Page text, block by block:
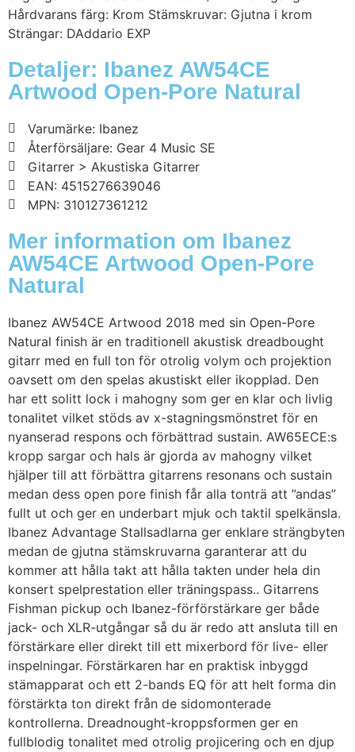
Hårdvarans färg: Krom Stämskruvar: Gjutna i krom
Strängar: DAddario EXP
Detaljer: Ibanez AW54CE
Artwood Open-Pore Natural
Varumärke: Ibanez
Återförsäljare: Gear 4 Music SE
Gitarrer > Akustiska Gitarrer
EAN: 4515276639046
MPN: 310127361212
Mer information om Ibanez
AW54CE Artwood Open-Pore
Natural
Ibanez AW54CE Artwood 2018 med sin Open-Pore
Natural finish är en traditionell akustisk dreadbought
gitarr med en full ton för otrolig volym och projektion
oavsett om den spelas akustiskt eller ikopplad. Den
har ett solitt lock i mahogny som ger en klar och livlig
tonalitet vilket stöds av x-stagningsmönstret för en
nyanserad respons och förbättrad sustain. AW65ECE:s
kropp sargar och hals är gjorda av mahogny vilket
hjälper till att förbättra gitarrens resonans och sustain
medan dess open pore finish får alla tonträ att ”andas”
fullt ut och ger en underbart mjuk och taktil spelkänsla.
Ibanez Advantage Stallsadlarna ger enklare strängbyten
medan de gjutna stämskruvarna garanterar att du
kommer att hålla takt att hålla takten under hela din
konsert spelprestation eller träningspass.. Gitarrens
Fishman pickup och Ibanez-förförstärkare ger både
jack- och XLR-utgångar så du är redo att ansluta till en
förstärkare eller direkt till ett mixerbord för live- eller
inspelningar. Förstärkaren har en praktisk inbyggd
stämapparat och ett 2-bands EQ för att helt forma din
förstärkta ton direkt från de sidomonterade
kontrollerna. Dreadnought-kroppsformen ger en
fullblodig tonalitet med otrolig projicering och en djup